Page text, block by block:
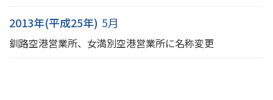
2013年(平成25年) 5月
釧路空港営業所、女満別空港営業所に名称変更